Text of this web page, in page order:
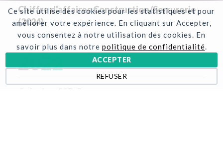
Ce site utilise des cookies pour les statistiques et pour
améliorer votre expérience. En cliquant sur Accepter,
vous consentez à notre utilisation des cookies. En
savoir plus dans notre politique de confidentialité.
ACCEPTER
REFUSER
Chiffre d'affaires Construction/Serrurerie
(2024)
2022
Création C2B Garonne